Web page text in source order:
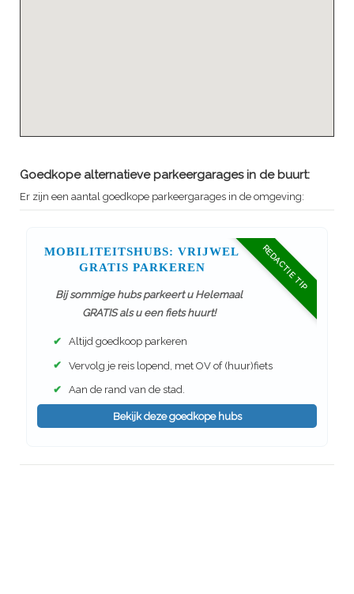
Goedkope alternatieve parkeergarages in de buurt:
Er zijn een aantal goedkope parkeergarages in de omgeving:
REDACTIE TIP
MOBILITEITSHUBS: VRIJWEL
GRATIS PARKEREN
Bij sommige hubs parkeert u Helemaal
GRATIS als u een fiets huurt!
✔ Altijd goedkoop parkeren
✔ Vervolg je reis lopend, met OV of (huur)fiets
✔ Aan de rand van de stad.
Bekijk deze goedkope hubs